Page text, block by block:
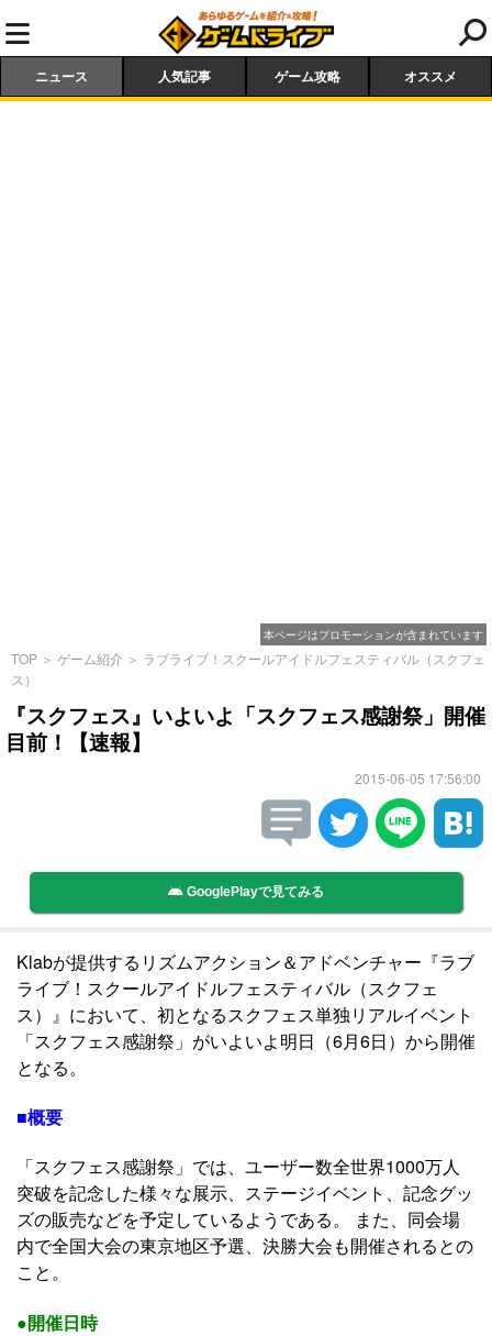
ニュース 人気記事 ゲーム攻略 オススメ
本ページはプロモーションが含まれています
TOP ＞ ゲーム紹介 ＞ ラブライブ！スクールアイドルフェスティバル（スクフェ
ス）
『スクフェス』いよいよ「スクフェス感謝祭」開催
目前！【速報】
2015-06-05 17:56:00
GooglePlayで見てみる
Klabが提供するリズムアクション＆アドベンチャー『ラブ
ライブ！スクールアイドルフェスティバル（スクフェ
ス）』において、初となるスクフェス単独リアルイベント
「スクフェス感謝祭」がいよいよ明日（6月6日）から開催
となる。
■概要
「スクフェス感謝祭」では、ユーザー数全世界1000万人
突破を記念した様々な展示、ステージイベント、記念グッ
ズの販売などを予定しているようである。 また、同会場
内で全国大会の東京地区予選、決勝大会も開催されるとの
こと。
●開催日時